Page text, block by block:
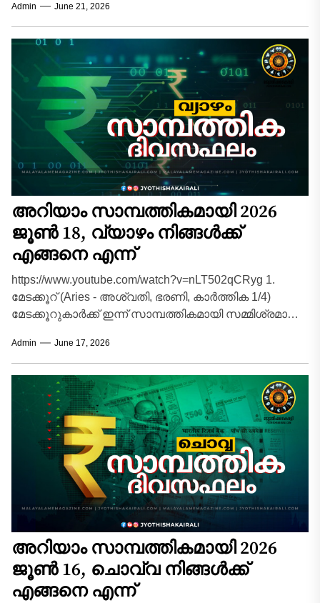
അപ്രതീക്ഷിതമായി കൈകളിൽ വന്നുചേരും. പുതിയ...
Admin June 21, 2026
അറിയാം സാമ്പത്തികമായി 2026
ജൂൺ 18, വ്യാഴം നിങ്ങൾക്ക്
എങ്ങനെ എന്ന്
https://www.youtube.com/watch?v=nLT502qCRyg 1.
മേടക്കൂറ് (Aries - അശ്വതി, ഭരണി, കാർത്തിക 1/4)
മേടക്കൂറുകാർക്ക് ഇന്ന് സാമ്പത്തികമായി സമ്മിശ്രമായ
ചൊവ്വയുടെ അനുകൂലാവസ്ഥ ബിസിനസ്സിൽ...
Admin June 17, 2026
അറിയാം സാമ്പത്തികമായി 2026
ജൂൺ 16, ചൊവ്വ നിങ്ങൾക്ക്
എങ്ങനെ എന്ന്